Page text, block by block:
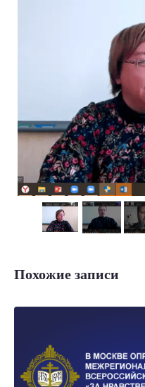
Похожие записи